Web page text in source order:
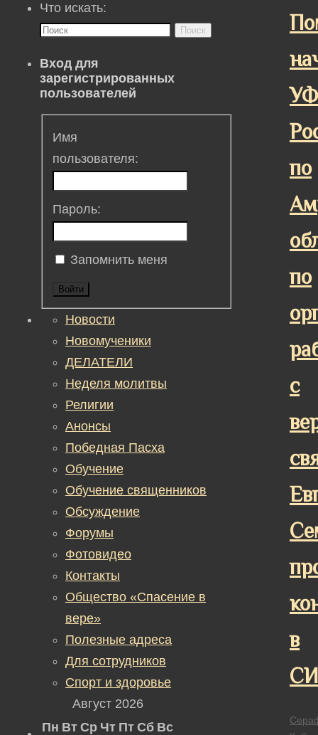
по
по
с
в
Что искать:
Поиск
Вход для
зарегистрированных
пользователей
Имя
пользователя:
Пароль:
Запомнить меня
Войти
Новости
Новомученики
ДЕЛАТЕЛИ
Неделя молитвы
Религии
Анонсы
Победная Пасха
Обучение
Обучение священников
Обсуждение
Форумы
Фотовидео
Контакты
Общество «Спасение в
вере»
Полезные адреса
Для сотрудников
Спорт и здоровье
Август 2026
Пн Вт Ср Чт Пт Сб Вс